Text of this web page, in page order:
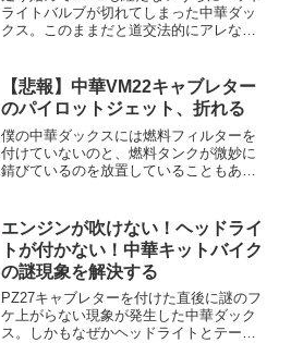
ライトバルブが切れてしまった中華ダッ
クス。このままだと道交法的にアレなの
華キットバイクはとにかくパーツの寄せ
集めで作られてい...
【悲報】中華VM22キャブレター
のパイロットジェット、折れる
僕の中華ダックスには燃料フィルターを
付けていないのと、燃料タンクが微妙に
錆びているのを放置していることもあっ
ってエンジンがストールしてしまう現象
が発生する。これは錆など...
エンジンが吹けない！ヘッドライ
トが付かない！中華キットバイク
の謎現象を解決する
PZ27キャブレターを付けた直後に謎のフ
ケ上がらない現象が発生した中華ダック
ス。しかもなぜかヘッドライトとテール